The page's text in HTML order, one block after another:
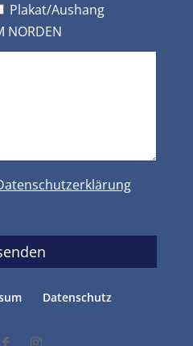
Plakat/Aushang
Datenschutz